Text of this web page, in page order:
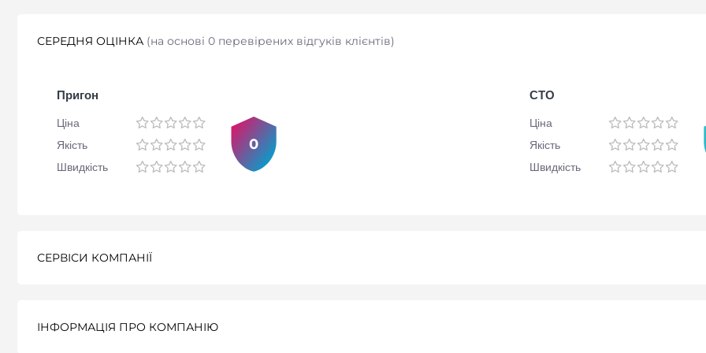
СЕРЕДНЯ ОЦІНКА (на основі 0 перевірених відгуків клієнтів)
Пригон
Ціна
Якість
Швидкість
0
СТО
Ціна
Якість
Швидкість
СЕРВІСИ КОМПАНІЇ
ІНФОРМАЦІЯ ПРО КОМПАНІЮ